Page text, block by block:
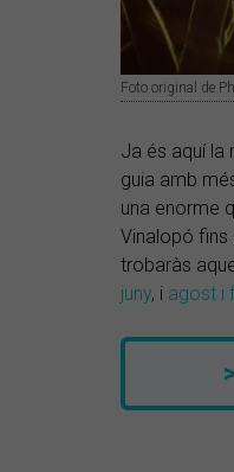
Foto original de
Ja és aquí la
guia amb
una enorme
Vinalopó fins
trobaràs
juny, i agost i